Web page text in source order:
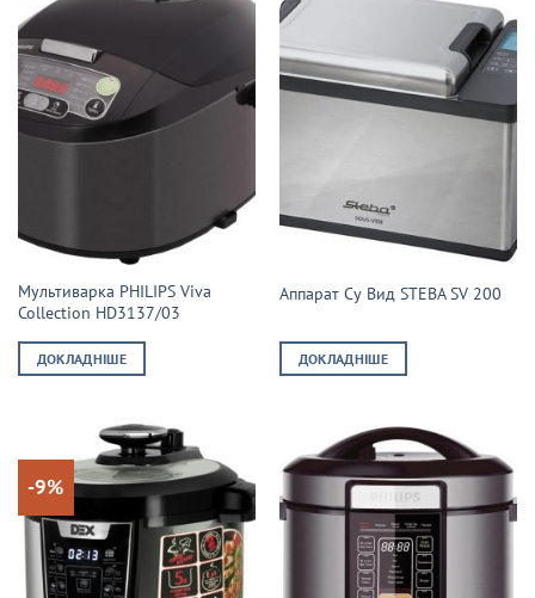
Мультиварка PHILIPS Viva
Collection HD3137/03
ДОКЛАДНІШЕ
Аппарат Су Вид STEBA SV 200
ДОКЛАДНІШЕ
-9%